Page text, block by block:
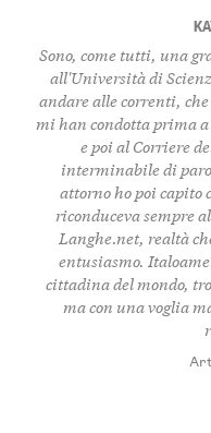
Sono, come tutti, una
all'Università di
andare alle correnti,
mi han condotta prima
e poi al Corriere
interminabile di
attorno ho poi capito
riconduceva sempre
Langhe.net, realtà
entusiasmo.
cittadina del mondo,
ma con una voglia